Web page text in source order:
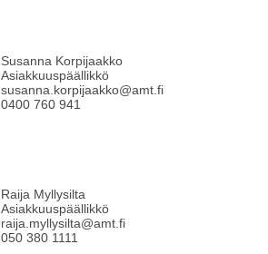
Susanna Korpijaakko
Asiakkuuspäällikkö
susanna.korpijaakko@amt.fi
0400 760 941
Raija Myllysilta
Asiakkuuspäällikkö
raija.myllysilta@amt.fi
050 380 1111